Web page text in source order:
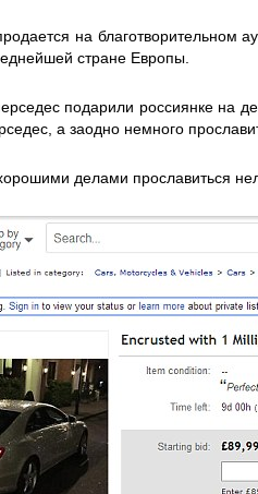
на благотворительном
стране Европы.
подарили россиянке на
а заодно немного
делами прославиться